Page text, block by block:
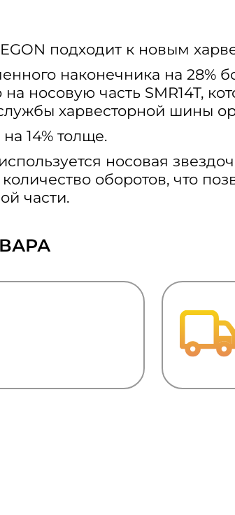
подходит к новым
наконечника на 28%
носовую часть SMR14T,
харвесторной шины
14% толще.
носовая
оборотов, что
части.